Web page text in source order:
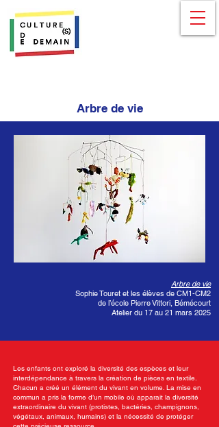
Arbre de vie
Arbre de vie
Sophie Touret et les élèves de CM1-CM2
de l’école Pierre Vittori, Bémécourt
Atelier du 17 au 21 mars 2025
Les enfants ont exploré la diversité des espèces et leur
interdépendance à travers la création de pièces en textile.
Chacun a créé un élément du vivant en volume. La mise en
commun a pris la forme d’un mobile où apparait la diversité
extraordinaire du vivant (protistes, bactéries, champignons,
végétaux, animaux, humains) et la nécessité de protéger